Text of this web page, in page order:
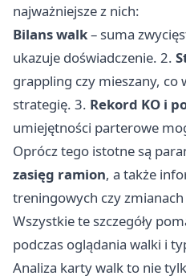
najważniejsze z nich:
Bilans walk– suma
ukazuje doświadczenie. 2.
grappling czy mieszany, co
strategię. 3. Rekord KO i
umiejętności parterowe
Oprócz tego istotne są
zasięg ramion, a także
treningowych czy
Wszystkie te szczegóły
podczas oglądania walki i
Analiza karty walk to nie